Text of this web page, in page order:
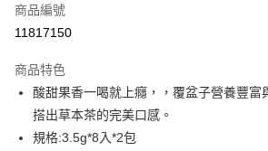
相關說明
【關於「AFTEE先享後付」】
便利好安心！
１．簡單：不需註冊會員、不需綁卡、不需儲值。
２．便利：只要手機號碼，簡訊認證，即可結帳。
３．安心：先確認商品／服務後，再付款。
【「AFTEE先享後付」結帳流程】
ATM付款
運送方式
全家付款取貨
每筆NT$100，滿NT$600(含以上)免運費
商品編號
11817150
商品特色
酸甜果香一喝就上癮，，覆盆子營養豐富
搭出草本茶的完美口感。
規格:3.5g*8入*2包